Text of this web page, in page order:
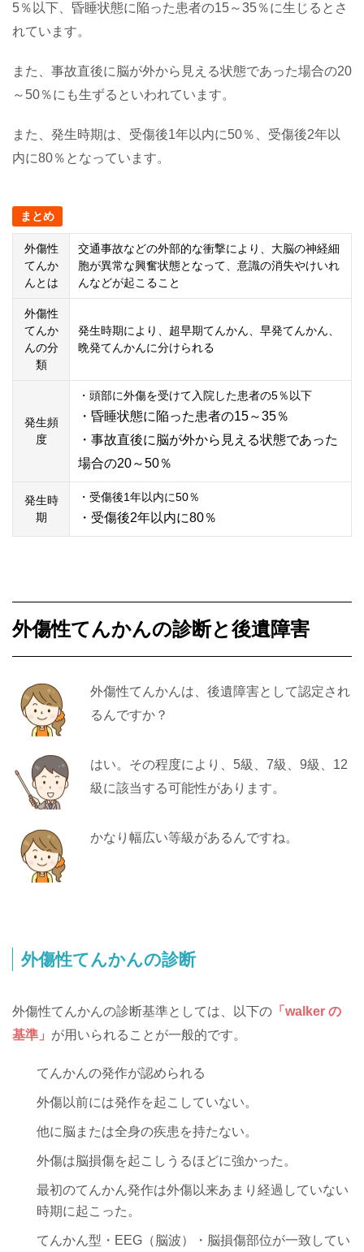
5％以下、昏睡状態に陥った患者の15～35％に生じるとさ
れています。
また、事故直後に脳が外から見える状態であった場合の20
～50％にも生ずるといわれています。
また、発生時期は、受傷後1年以内に50％、受傷後2年以
内に80％となっています。
まとめ
外傷性
てんか
んとは
交通事故などの外部的な衝撃により、大脳の神経細
胞が異常な興奮状態となって、意識の消失やけいれ
んなどが起こること
外傷性
てんか
んの分
類
発生時期により、超早期てんかん、早発てんかん、
晩発てんかんに分けられる
発生頻
度
・頭部に外傷を受けて入院した患者の5％以下
・昏睡状態に陥った患者の15～35％
・事故直後に脳が外から見える状態であった
場合の20～50％
発生時
期
・受傷後1年以内に50％
・受傷後2年以内に80％
外傷性てんかんの診断と後遺障害
外傷性てんかんは、後遺障害として認定され
るんですか？
はい。その程度により、5級、7級、9級、12
級に該当する可能性があります。
かなり幅広い等級があるんですね。
外傷性てんかんの診断
外傷性てんかんの診断基準としては、以下の 「 walker の
基準」 が用いられることが一般的です。
てんかんの発作が認められる
外傷以前には発作を起こしていない。
他に脳または全身の疾患を持たない。
外傷は脳損傷を起こしうるほどに強かった。
最初のてんかん発作は外傷以来あまり経過していない
時期に起こった。
てんかん型・EEG（脳波）・脳損傷部位が一致してい